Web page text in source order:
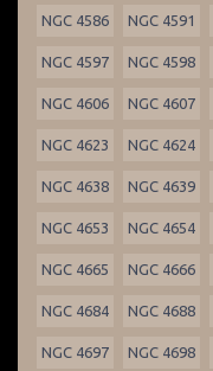
NGC 4586 NGC 4591
NGC 4597 NGC 4598
NGC 4606 NGC 4607
NGC 4623 NGC 4624
NGC 4638 NGC 4639
NGC 4653 NGC 4654
NGC 4665 NGC 4666
NGC 4684 NGC 4688
NGC 4697 NGC 4698